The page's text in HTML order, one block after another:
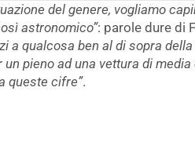
del genere, vogliamo
astronomico”: parole dure di
a qualcosa ben al di sopra
pieno ad una vettura di
queste cifre”.